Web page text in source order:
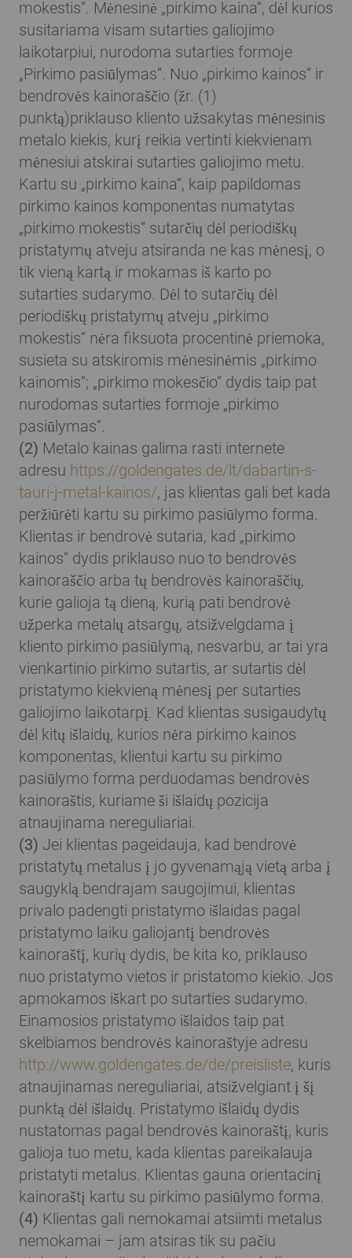
mokestis“. Mėnesinė „pirkimo kaina“, dėl kurios
susitariama visam sutarties galiojimo
laikotarpiui, nurodoma sutarties formoje
„Pirkimo pasiūlymas“. Nuo „pirkimo kainos“ ir
bendrovės kainoraščio (žr. (1)
punktą)priklauso kliento užsakytas mėnesinis
metalo kiekis, kurį reikia vertinti kiekvienam
mėnesiui atskirai sutarties galiojimo metu.
Kartu su „pirkimo kaina“, kaip papildomas
pirkimo kainos komponentas numatytas
„pirkimo mokestis“ sutarčių dėl periodiškų
pristatymų atveju atsiranda ne kas mėnesį, o
tik vieną kartą ir mokamas iš karto po
sutarties sudarymo. Dėl to sutarčių dėl
periodiškų pristatymų atveju „pirkimo
mokestis“ nėra fiksuota procentinė priemoka,
susieta su atskiromis mėnesinėmis „pirkimo
kainomis“; „pirkimo mokesčio“ dydis taip pat
nurodomas sutarties formoje „pirkimo
pasiūlymas“.
(2) Metalo kainas galima rasti internete
adresu https://goldengates.de/lt/dabartin-s-
tauri-j-metal-kainos/, jas klientas gali bet kada
peržiūrėti kartu su pirkimo pasiūlymo forma.
Klientas ir bendrovė sutaria, kad „pirkimo
kainos“ dydis priklauso nuo to bendrovės
kainoraščio arba tų bendrovės kainoraščių,
kurie galioja tą dieną, kurią pati bendrovė
užperka metalų atsargų, atsižvelgdama į
kliento pirkimo pasiūlymą, nesvarbu, ar tai yra
vienkartinio pirkimo sutartis, ar sutartis dėl
pristatymo kiekvieną mėnesį per sutarties
galiojimo laikotarpį. Kad klientas susigaudytų
dėl kitų išlaidų, kurios nėra pirkimo kainos
komponentas, klientui kartu su pirkimo
pasiūlymo forma perduodamas bendrovės
kainoraštis, kuriame ši išlaidų pozicija
atnaujinama nereguliariai.
(3) Jei klientas pageidauja, kad bendrovė
pristatytų metalus į jo gyvenamąją vietą arba į
saugyklą bendrajam saugojimui, klientas
privalo padengti pristatymo išlaidas pagal
pristatymo laiku galiojantį bendrovės
kainoraštį, kurių dydis, be kita ko, priklauso
nuo pristatymo vietos ir pristatomo kiekio. Jos
apmokamos iškart po sutarties sudarymo.
Einamosios pristatymo išlaidos taip pat
skelbiamos bendrovės kainoraštyje adresu
http://www.goldengates.de/de/preisliste, kuris
atnaujinamas nereguliariai, atsižvelgiant į šį
punktą dėl išlaidų. Pristatymo išlaidų dydis
nustatomas pagal bendrovės kainoraštį, kuris
galioja tuo metu, kada klientas pareikalauja
pristatyti metalus. Klientas gauna orientacinį
kainoraštį kartu su pirkimo pasiūlymo forma.
(4) Klientas gali nemokamai atsiimti metalus
nemokamai – jam atsiras tik su pačiu